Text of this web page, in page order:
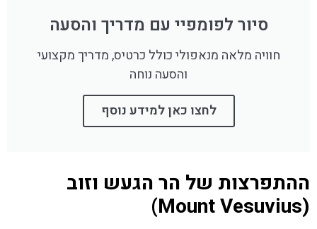
סיור לפומפיי עם מדריך והסעה
חוויה מלאה מנאפולי כולל כרטיס, מדריך מקצועי
והסעה נוחה
לחצו כאן למידע נוסף
ההתפרצות של הר הגעש וזוב
(Mount Vesuvius)